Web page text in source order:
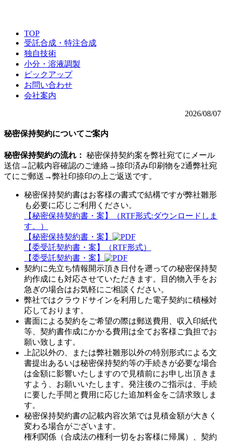
TOP
受託合成・特注合成
独自技術
小分・溶液調製
ピックアップ
お問い合わせ
会社案内
2026/08/07
秘密保持契約についてご案内
秘密保持契約の流れ： 秘密保持契約案を弊社宛てにメール
送信→記載内容確認のご連絡→捺印済み印刷物を2通弊社宛
てにご郵送→弊社印捺印の上ご返送です。
秘密保持契約書はお客様の書式で結構ですが弊社雛形
も必要に応じご利用ください。
【秘密保持契約書・案】（RTF形式:ダウンロードしま
す。）
【秘密保持契約書・案】
【委受託契約書・案】（RTF形式）
【委受託契約書・案】
契約に先立ち情報開示頂き日付を遡っての秘密保持契
約作成にも対応させていただきます。目的物入手をお
急ぎの場合はお気軽にご相談ください。
弊社ではクラウドサインを利用した電子契約に積極対
応しております。
書面による契約をご希望の際は郵送費用、収入印紙代
等、契約書作成にかかる費用は全てお客様ご負担でお
願い致します。
上記以外の、または弊社雛形以外の特別形式による文
書提出あるいは秘密保持契約等の手続きが必要な場合
は金額に影響いたしますので見積前にお申し出頂きま
すよう、お願いいたします。発注後のご指示は、手続
に要した手間と費用に応じた追加料金をご請求致しま
す。
秘密保持契約書の記載内容次第では見積金額が大きく
変わる場合がございます。
権利関係（合成法の権利一切をお客様に帰属）、契約